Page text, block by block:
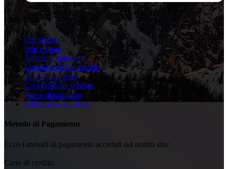
Link Utili
Chi siamo
Info e Orari
Atomic Center Pro
Lavorazioni laboratorio
Fai la tua offerta
Condizioni di vendita
Spese di trasporto
Informativa sui Resi
Metodo di Pagamento
Ecco i metodi di pagamento accettati sul nostro sito:
Carte di credito: